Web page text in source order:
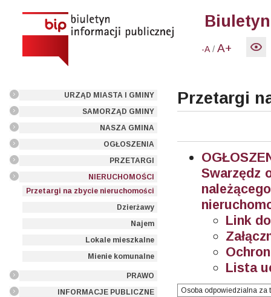
-A /A+
URZĄD MIASTA I GMINY
SAMORZĄD GMINY
NASZA GMINA
OGŁOSZENIA
PRZETARGI
NIERUCHOMOŚCI
Przetargi na zbycie nieruchomości
Dzierżawy
Najem
Lokale mieszkalne
Mienie komunalne
PRAWO
INFORMACJE PUBLICZNE
Przetargi
Swarzędz
Link
Lista
Osoba odpowiedzialna za